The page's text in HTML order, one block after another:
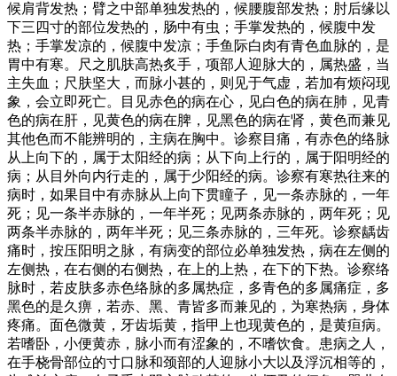
候肩背发热；臂之中部单独发热的，候腰腹部发热；肘后缘以
下三四寸的部位发热的，肠中有虫；手掌发热的，候腹中发
热；手掌发凉的，候腹中发凉；手鱼际白肉有青色血脉的，是
胃中有寒。尺之肌肤高热炙手，项部人迎脉大的，属热盛，当
主失血；尺肤坚大，而脉小甚的，则见于气虚，若加有烦闷现
象，会立即死亡。目见赤色的病在心，见白色的病在肺，见青
色的病在肝，见黄色的病在脾，见黑色的病在肾，黄色而兼见
其他色而不能辨明的，主病在胸中。诊察目痛，有赤色的络脉
从上向下的，属于太阳经的病；从下向上行的，属于阳明经的
病；从目外向内行走的，属于少阳经的病。诊察有寒热往来的
病时，如果目中有赤脉从上向下贯瞳子，见一条赤脉的，一年
死；见一条半赤脉的，一年半死；见两条赤脉的，两年死；见
两条半赤脉的，两年半死；见三条赤脉的，三年死。诊察龋齿
痛时，按压阳明之脉，有病变的部位必单独发热，病在左侧的
左侧热，在右侧的右侧热，在上的上热，在下的下热。诊察络
脉时，若皮肤多赤色络脉的多属热症，多青色的多属痛症，多
黑色的是久痹，若赤、黑、青皆多而兼见的，为寒热病，身体
疼痛。面色微黄，牙齿垢黄，指甲上也现黄色的，是黄疸病。
若嗜卧，小便黄赤，脉小而有涩象的，不嗜饮食。患病之人，
在手桡骨部位的寸口脉和颈部的人迎脉小大以及浮沉相等的，